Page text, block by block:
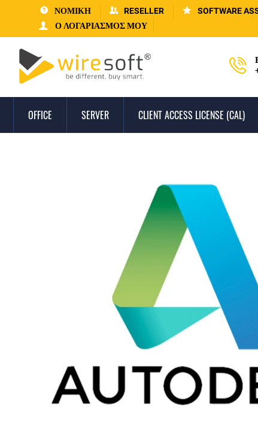
ΝΟΜΙΚΗ RESELLER SOFTWARE
Ο ΛΟΓΑΡΙΑΣΜΌΣ ΜΟΥ
OFFICE SERVER CLIENT ACCESS LICENSE (CAL)